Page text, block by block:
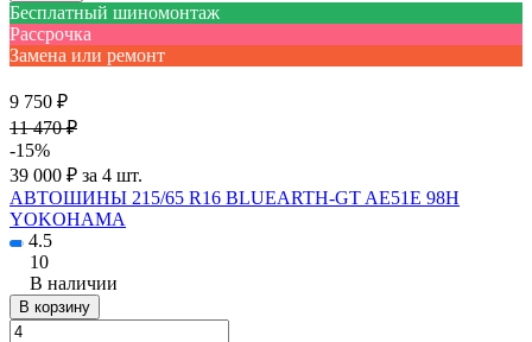
Бесплатный шиномонтаж
Рассрочка
Замена или ремонт
9 750 ₽
11 470 ₽
-15%
39 000 ₽ за 4 шт.
АВТОШИНЫ 215/65 R16 BLUEARTH-GT AE51E 98H
YOKOHAMA
4.5
10
В наличии
В корзину